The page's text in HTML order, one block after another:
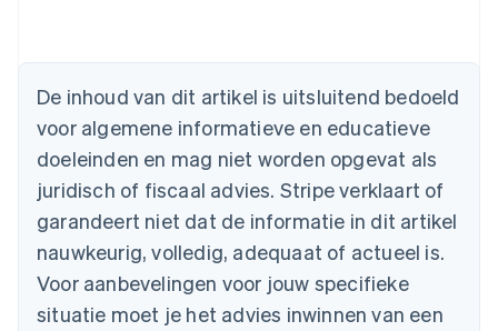
De inhoud van dit artikel is uitsluitend bedoeld
voor algemene informatieve en educatieve
doeleinden en mag niet worden opgevat als
juridisch of fiscaal advies. Stripe verklaart of
garandeert niet dat de informatie in dit artikel
nauwkeurig, volledig, adequaat of actueel is.
Voor aanbevelingen voor jouw specifieke
situatie moet je het advies inwinnen van een
Australië
België
Nederlands FrançaisDeutschEnglish
Brazilië
Português English
Bulgarije
English
English Français
Cyprus